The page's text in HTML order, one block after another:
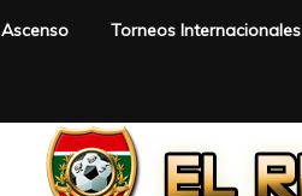
Ascenso Torneos Internacionales